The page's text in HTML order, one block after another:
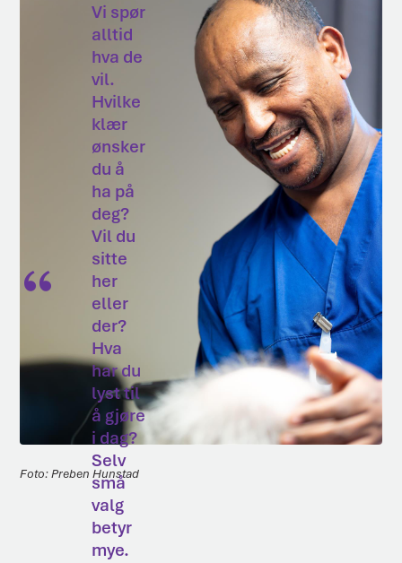
Preben Hunstad
Vi spør
alltid
hva de
vil.
Hvilke
klær
ønsker
du å
ha på
deg?
Vil du
sitte
her
eller
der?
Hva
har du
lyst til
å gjøre
i dag?
Selv
små
valg
betyr
mye.